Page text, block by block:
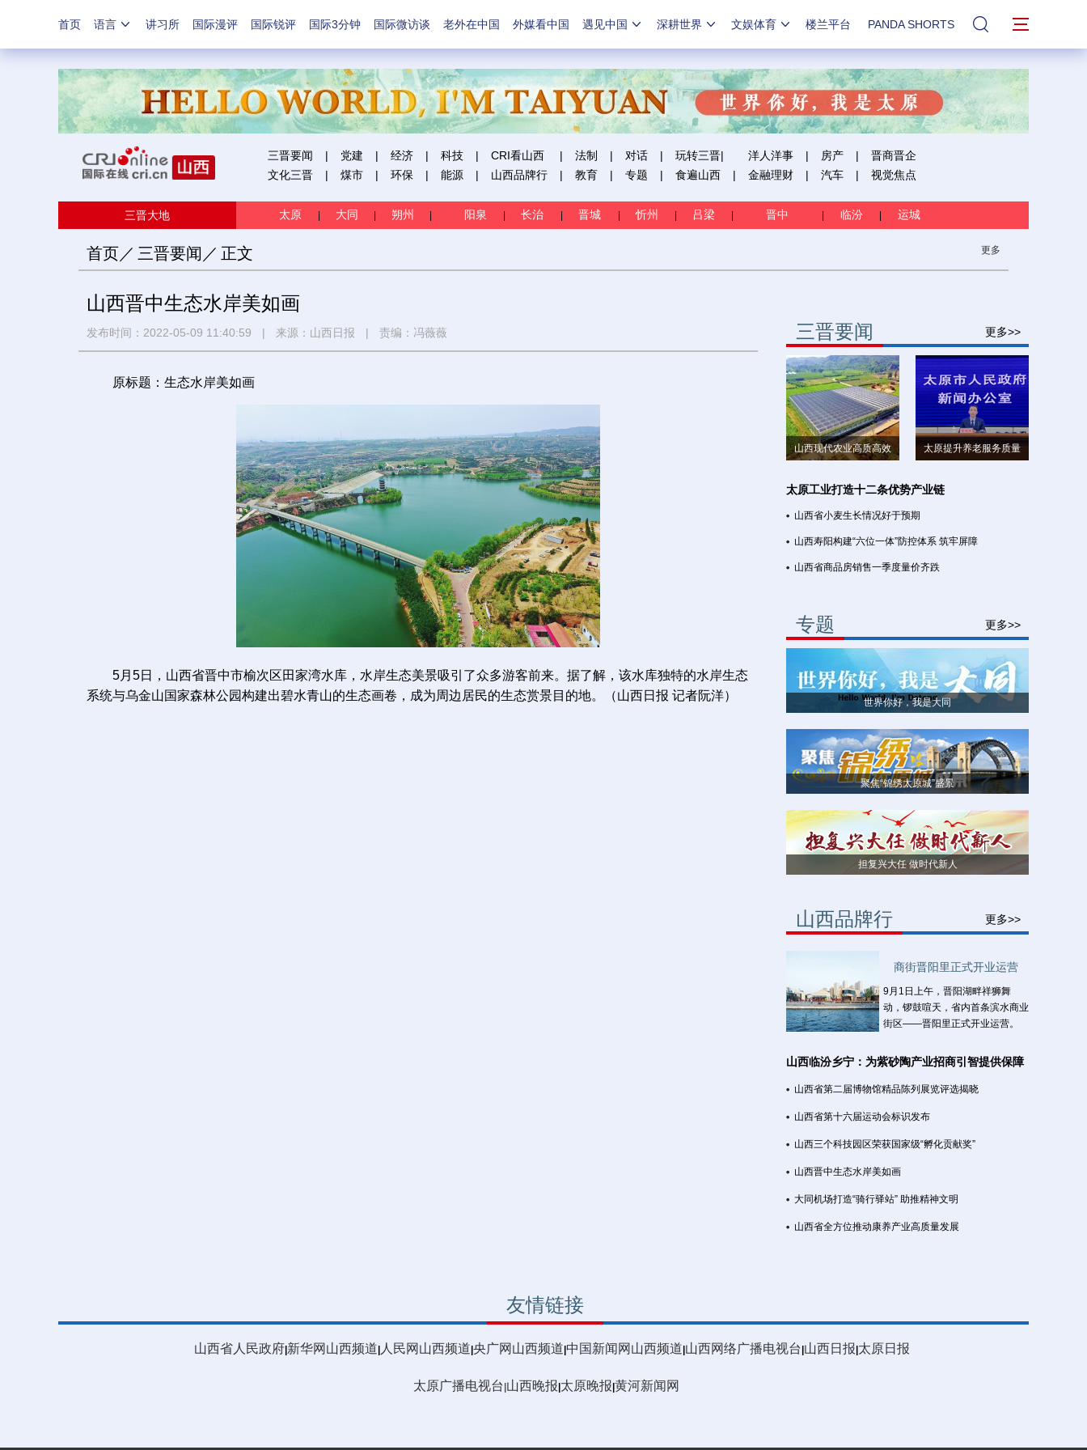
首页 语言 讲习所 国际漫评 国际锐评 国际3分钟 国际微访谈 老外在中国 外媒看中国 遇见中国 深耕世界 文娱体育 楼兰平台 PANDA SHORTS 站内搜索
三晋要闻 | 党建 | 经济 | 科技 | CRI看山西 | 法制 | 对话 | 玩转三晋| 洋人洋事 | 房产 |
晋商晋企
文化三晋
| 煤市 | 环保 | 能源 | 山西品牌行 | 教育 | 专题 | 食遍山西 | 金融理财 | 汽车 | 视觉焦点
三晋大地 太原 大同 朔州 阳泉 长治 晋城 忻州 吕梁 晋中 临汾 运城
首页／ 三晋要闻 ／ 正文 更多
山西晋中生态水岸美如画
发布时间：2022-05-09 11:40:59 | 来源： 山西日报 | 责编：冯薇薇
原标题：生态水岸美如画
5月5日，山西省晋中市榆次区田家湾水库，水岸生态美景吸引了众多游客前来。据了解，该水库独特的水岸生态
系统与乌金山国家森林公园构建出碧水青山的生态画卷，成为周边居民的生态赏景目的地。（山西日报 记者阮洋）
三晋要闻 更多>>
山西现代农业高质高效 太原提升养老服务质量
太原工业打造十二条优势产业链
山西省小麦生长情况好于预期
山西寿阳构建“六位一体”防控体系 筑牢屏障
山西省商品房销售一季度量价齐跌
专题 更多>>
世界你好，我是大同
聚焦“锦绣太原城”盛景
担复兴大任 做时代新人
山西品牌行 更多>>
商街晋阳里正式开业运营
9月1日上午，晋阳湖畔祥狮舞
动，锣鼓喧天，省内首条滨水商业
街区——晋阳里正式开业运营。
山西临汾乡宁：为紫砂陶产业招商引智提供保障
山西省第二届博物馆精品陈列展览评选揭晓
山西省第十六届运动会标识发布
山西三个科技园区荣获国家级“孵化贡献奖”
山西晋中生态水岸美如画
大同机场打造“骑行驿站” 助推精神文明
山西省全方位推动康养产业高质量发展
友情链接
山西省人民政府 新华网山西频道 人民网山西频道 央广网山西频道 中国新闻网山西频道 山西网络广播电视台 山西日报 太原日报
太原广播电视台 山西晚报 太原晚报 黄河新闻网